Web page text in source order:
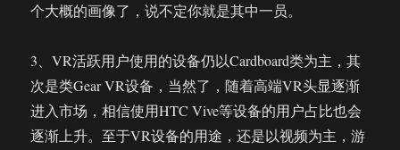
个大概的画像了，说不定你就是其中一员。
3、VR活跃用户使用的设备仍以Cardboard类为主，其
次是类Gear VR设备，当然了，随着高端VR头显逐渐
进入市场，相信使用HTC Vive等设备的用户占比也会
逐渐上升。至于VR设备的用途，还是以视频为主，游